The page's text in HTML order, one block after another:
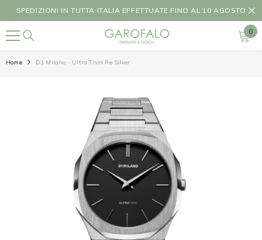
SALTA IL CONTENUTO
SPEDIZIONI IN TUTTA ITALIA EFFETTUATE FINO AL 10 AGOSTO
0
0
Home D1 Milano - Ultra Thin Re Silver